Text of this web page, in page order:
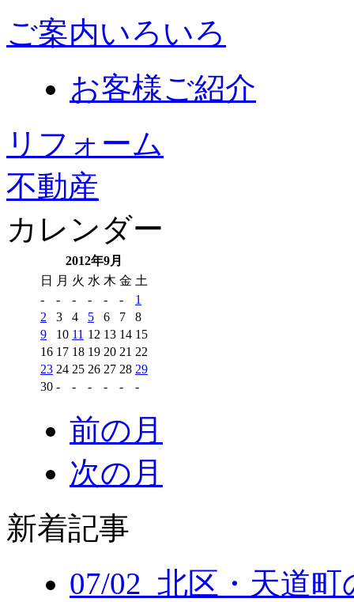
ご案内いろいろ
お客様ご紹介
リフォーム
不動産
カレンダー
2012年9月
日 月 火 水 木 金 土
-
- - - - -
1
2
3 4 5 6 7
8
9
10 11 12 13 14 15
16 17 18 19 20 21 22
23 24 25 26 27 28 29
30 - - - - - -
前の月
次の月
新着記事
07/02 北区・天道町